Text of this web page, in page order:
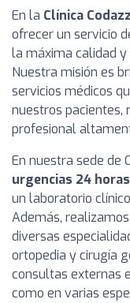
En la Clínica
ofrecer un servicio
la máxima calidad
Nuestra misión es
servicios médicos
nuestros pacientes,
profesional
En nuestra sede de
urgencias 24 horas
un laboratorio
Además,
diversas
ortopedia y cirugía
consultas externas
como en varias